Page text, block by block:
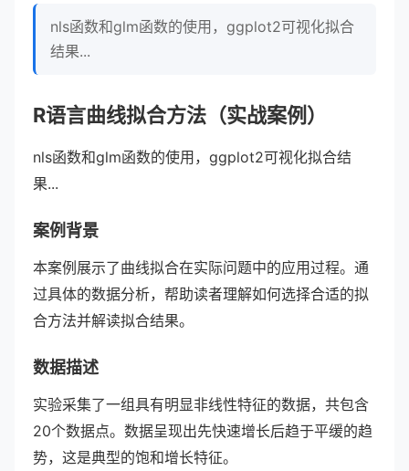
nls函数和glm函数的使用，ggplot2可视化拟合
结果...
R语言曲线拟合方法（实战案例）
nls函数和glm函数的使用，ggplot2可视化拟合结
果...
案例背景
本案例展示了曲线拟合在实际问题中的应用过程。通
过具体的数据分析，帮助读者理解如何选择合适的拟
合方法并解读拟合结果。
数据描述
实验采集了一组具有明显非线性特征的数据，共包含
20个数据点。数据呈现出先快速增长后趋于平缓的趋
势，这是典型的饱和增长特征。